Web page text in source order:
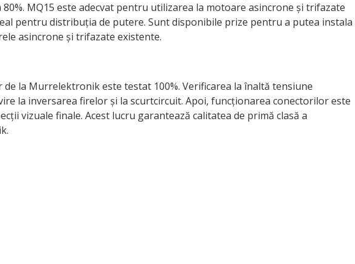
MQ15 este adecvat pentru utilizarea la motoare asincrone și trifazate
pentru distribuția de putere. Sunt disponibile prize pentru a putea instala
asincrone și trifazate existente.
de la Murrelektronik este testat 100%. Verificarea la înaltă tensiune
la inversarea firelor și la scurtcircuit. Apoi, funcționarea conectorilor este
vizuale finale. Acest lucru garantează calitatea de primă clasă a